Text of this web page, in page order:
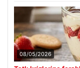
08/05/2026